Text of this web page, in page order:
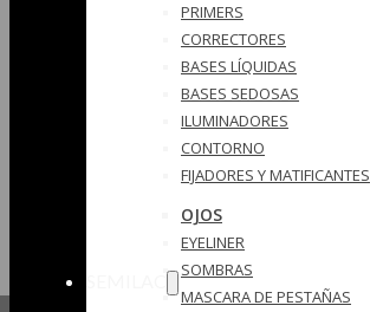
PRIMERS
CORRECTORES
BASES LÍQUIDAS
BASES SEDOSAS
ILUMINADORES
CONTORNO
FIJADORES Y MATIFICANTES
OJOS
EYELINER
SOMBRAS
MASCARA DE PESTAÑAS